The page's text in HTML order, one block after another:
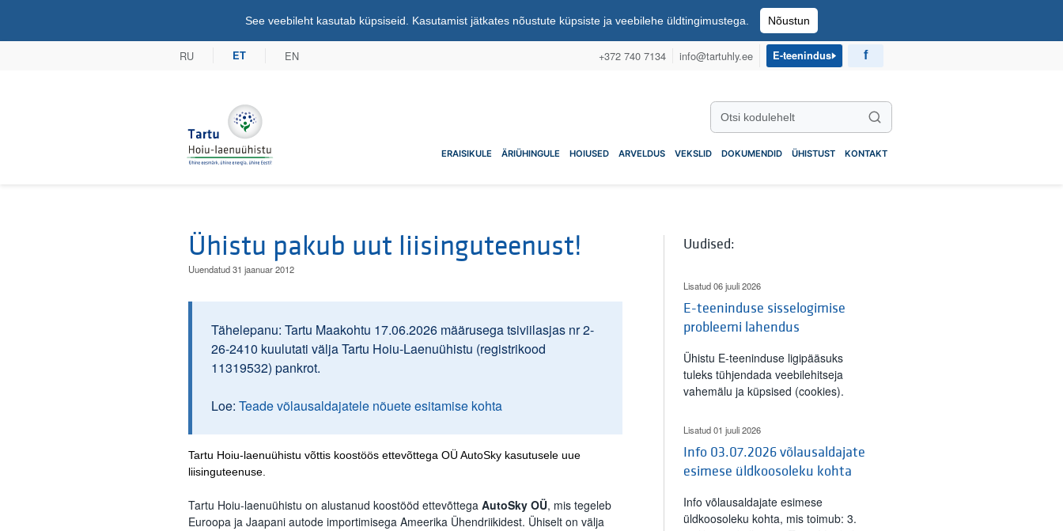
See veebileht kasutab küpsiseid. Kasutamist jätkates nõustute küpsiste ja veebilehe üldtingimustega. Nõustun
RU ET EN +372 740 7134 info@tartuhly.ee E-teenindus
Tartu Hoiu-laenuühistu
Otsi kodulehelt
Otsi
ERAISIKULE ÄRIÜHINGULE HOIUSED ARVELDUS VEKSLID DOKUMENDID ÜHISTUST KONTAKT
Ühistu pakub uut liisinguteenust!
Uuendatud 31 jaanuar 2012
Tähelepanu: Tartu Maakohtu 17.06.2026 määrusega tsiviilasjas nr 2-
26-2410 kuulutati välja Tartu Hoiu-Laenuühistu (registrikood
11319532) pankrot.
Loe: Teade võlausaldajatele nõuete esitamise kohta
Tartu Hoiu-laenuühistu võttis koostöös ettevõttega OÜ AutoSky kasutusele uue
liisinguteenuse.
Tartu Hoiu-laenuühistu on alustanud koostööd ettevõttega AutoSky OÜ, mis tegeleb
Euroopa ja Jaapani autode importimisega Ameerika Ühendriikidest. Ühiselt on välja
Uudised:
Lisatud 06 juuli 2026
E-teeninduse sisselogimise
probleemi lahendus
Ühistu E-teeninduse ligipääsuks
tuleks tühjendada veebilehitseja
vahemälu ja küpsised (cookies).
Lisatud 01 juuli 2026
Info 03.07.2026 võlausaldajate
esimese üldkoosoleku kohta
Info võlausaldajate esimese
üldkoosoleku kohta, mis toimub: 3.